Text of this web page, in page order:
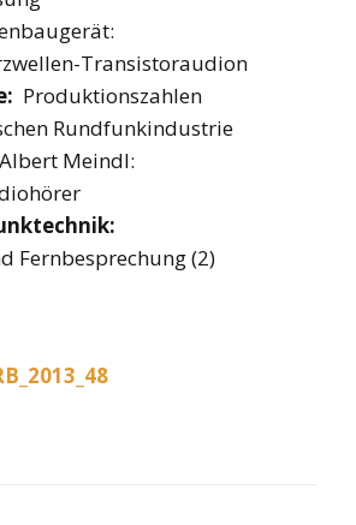
Transistoraudion
Produktionszahlen
Rundfunkindustrie
Albert Meindl:
Fernbesprechung (2)